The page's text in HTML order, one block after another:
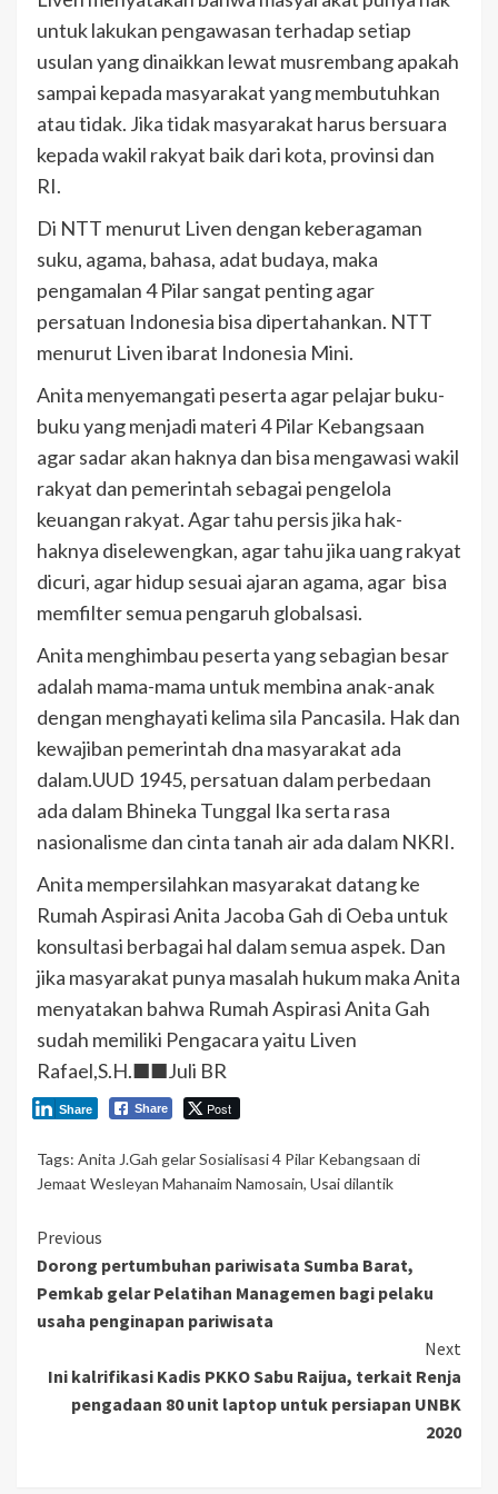
untuk lakukan pengawasan terhadap setiap
usulan yang dinaikkan lewat musrembang apakah
sampai kepada masyarakat yang membutuhkan
atau tidak. Jika tidak masyarakat harus bersuara
kepada wakil rakyat baik dari kota, provinsi dan
RI.
Di NTT menurut Liven dengan keberagaman
suku, agama, bahasa, adat budaya, maka
pengamalan 4 Pilar sangat penting agar
persatuan Indonesia bisa dipertahankan. NTT
menurut Liven ibarat Indonesia Mini.
Anita menyemangati peserta agar pelajar buku-
buku yang menjadi materi 4 Pilar Kebangsaan
agar sadar akan haknya dan bisa mengawasi wakil
rakyat dan pemerintah sebagai pengelola
keuangan rakyat. Agar tahu persis jika hak-
haknya diselewengkan, agar tahu jika uang rakyat
dicuri, agar hidup sesuai ajaran agama, agar bisa
memfilter semua pengaruh globalsasi.
Anita menghimbau peserta yang sebagian besar
adalah mama-mama untuk membina anak-anak
dengan menghayati kelima sila Pancasila. Hak dan
kewajiban pemerintah dna masyarakat ada
dalam.UUD 1945, persatuan dalam perbedaan
ada dalam Bhineka Tunggal Ika serta rasa
nasionalisme dan cinta tanah air ada dalam NKRI.
Anita mempersilahkan masyarakat datang ke
Rumah Aspirasi Anita Jacoba Gah di Oeba untuk
konsultasi berbagai hal dalam semua aspek. Dan
jika masyarakat punya masalah hukum maka Anita
menyatakan bahwa Rumah Aspirasi Anita Gah
sudah memiliki Pengacara yaitu Liven
Rafael,S.H.■■Juli BR
Share Post
Share
Tags: Anita J.Gah gelar Sosialisasi 4 Pilar Kebangsaan di
Jemaat Wesleyan Mahanaim Namosain, Usai dilantik
Continue
Reading
Previous
Dorong pertumbuhan pariwisata Sumba Barat,
Pemkab gelar Pelatihan Managemen bagi pelaku
usaha penginapan pariwisata
Next
Ini kalrifikasi Kadis PKKO Sabu Raijua, terkait Renja
pengadaan 80 unit laptop untuk persiapan UNBK
2020